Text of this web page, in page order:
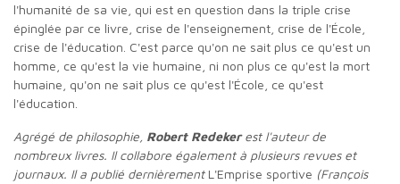
l'humanité de sa vie, qui est en question dans la triple crise
épinglée par ce livre, crise de l'enseignement, crise de l'École,
crise de l'éducation. C'est parce qu'on ne sait plus ce qu'est un
homme, ce qu'est la vie humaine, ni non plus ce qu'est la mort
humaine, qu'on ne sait plus ce qu'est l'École, ce qu'est
l'éducation.
Agrégé de philosophie, Robert Redekerest l'auteur de
nombreux livres. Il collabore également à plusieurs revues et
journaux. Il a publié dernièrementL'Emprise sportive (François